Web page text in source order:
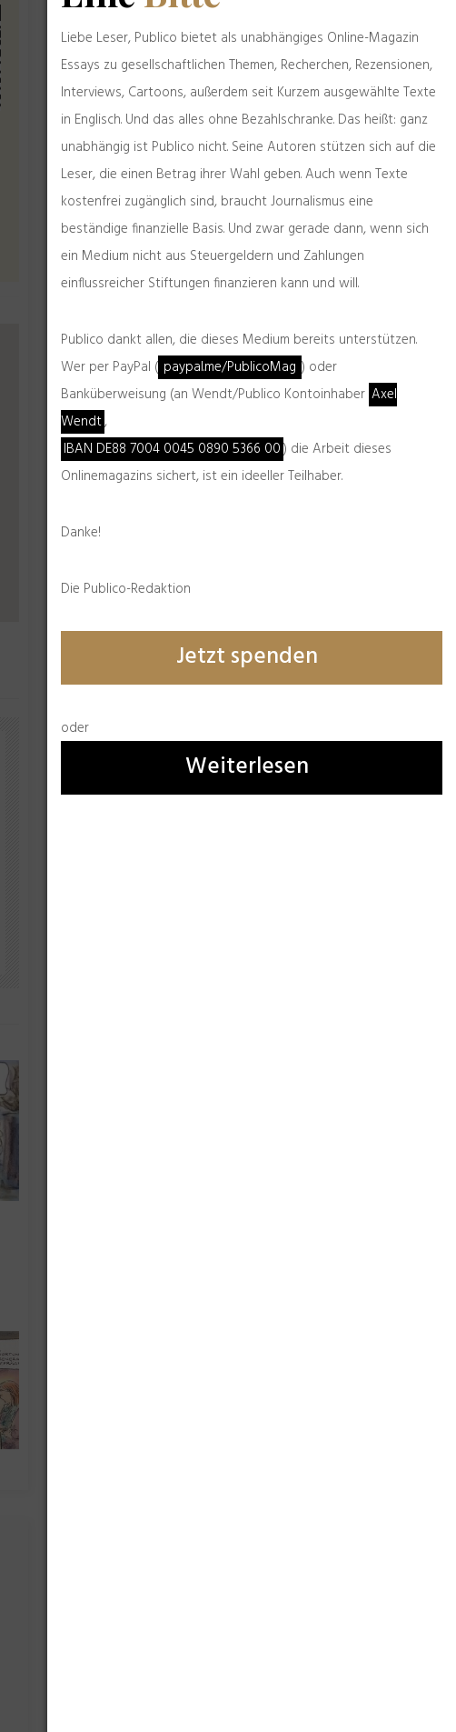
Verachtung nach unten
Buchempfehlung
Liebe Leser, Publico bietet als unabhängiges Online-Magazin
Essays zu gesellschaftlichen Themen, Recherchen, Rezensionen,
Interviews, Cartoons, außerdem seit Kurzem ausgewählte Texte
in Englisch. Und das alles ohne Bezahlschranke. Das heißt: ganz
unabhängig ist Publico nicht. Seine Autoren stützen sich auf die
Leser, die einen Betrag ihrer Wahl geben. Auch wenn Texte
kostenfrei zugänglich sind, braucht Journalismus eine
beständige finanzielle Basis. Und zwar gerade dann, wenn sich
ein Medium nicht aus Steuergeldern und Zahlungen
einflussreicher Stiftungen finanzieren kann und will.
Publico dankt allen, die dieses Medium bereits unterstützen.
Wer per PayPal ( paypal.me/PublicoMag ) oder
Banküberweisung (an Wendt/Publico Kontoinhaber Axel
Wendt,
IBAN DE88 7004 0045 0890 5366 00) die Arbeit dieses
Onlinemagazins sichert, ist ein ideeller Teilhaber.
Danke!
Die Publico-Redaktion
Jetzt spenden
oder
Weiterlesen